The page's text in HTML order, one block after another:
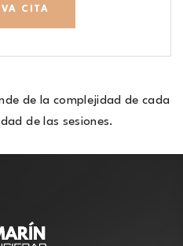
CITA
de la complejidad de cada
de las sesiones.